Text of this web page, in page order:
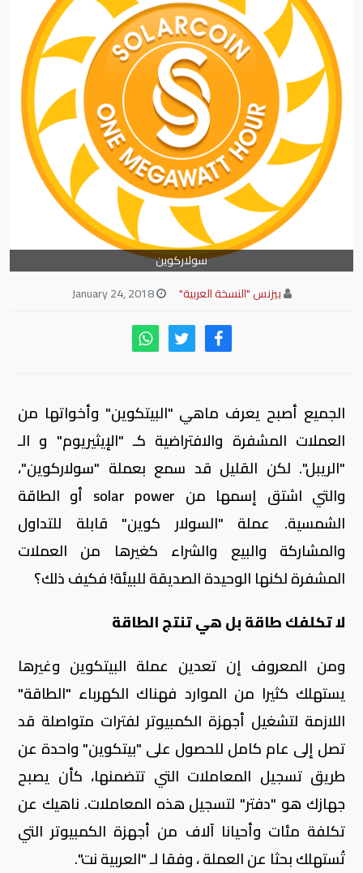
سولاركوين
بيزنس "النسخة العربية"
January 24, 2018
الجميع أصبح يعرف ماهي "البيتكوين" وأخواتها من
العملات المشفرة والافتراضية كـ "الإيثيريوم" و الـ
"الريبل". لكن القليل قد سمع بعملة "سولاركوين"،
والتي اشتق إسمها من solar power أو الطاقة
الشمسية. عملة "السولار كوين" قابلة للتداول
والمشاركة والبيع والشراء كغيرها من العملات
المشفرة لكنها الوحيدة الصديقة للبيئة! فكيف ذلك؟
لا تكلفك طاقة بل هي تنتج الطاقة
ومن المعروف إن تعدين عملة البيتكوين وغيرها
يستهلك كثيرا من الموارد فهناك الكهرباء "الطاقة"
اللازمة لتشغيل أجهزة الكمبيوتر لفترات متواصلة قد
تصل إلى عام كامل للحصول على "بيتكوين" واحدة عن
طريق تسجيل المعاملات التي تتضمنها، كأن يصبح
جهازك هو "دفتر" لتسجيل هذه المعاملات. ناهيك عن
تكلفة مئات وأحيانا آلاف من أجهزة الكمبيوتر التي
تُستهلك بحثا عن العملة ، وفقا لـ "العربية نت".